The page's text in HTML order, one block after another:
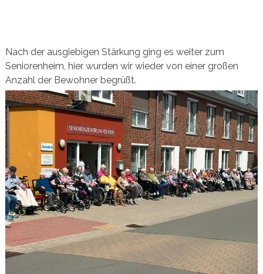
Nach der ausgiebigen Stärkung ging es weiter zum
Seniorenheim, hier wurden wir wieder von einer großen
Anzahl der Bewohner begrüßt.